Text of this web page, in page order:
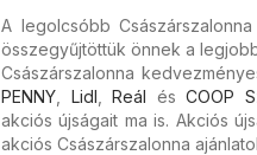
A legolcsóbb
összegyűjtöttük önnek a
Császárszalonna
PENNY
Lidl ,Reál ésCOOP
akciós újságait ma is. Akciós
akciós Császárszalonna